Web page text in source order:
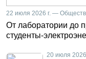
22 июля 2026 г. —
От лаборатории до
студенты-
20 июля